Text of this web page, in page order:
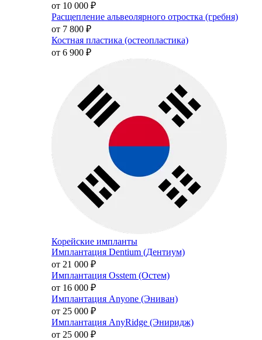
от 10 000 ₽
Расщепление альвеолярного отростка (гребня)
от 7 800 ₽
Костная пластика (остеопластика)
от 6 900 ₽
Корейские импланты
Имплантация Dentium (Дентиум)
от 21 000 ₽
Имплантация Osstem (Остем)
от 16 000 ₽
Имплантация Anyone (Эниван)
от 25 000 ₽
Имплантация AnyRidge (Эниридж)
от 25 000 ₽